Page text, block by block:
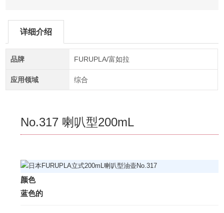
详细介绍
品牌 FURUPLA/富如拉
应用领域 综合
No.317 喇叭型200mL
颜色
蓝色的